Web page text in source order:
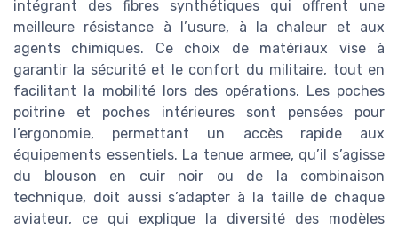
intégrant des fibres synthétiques qui offrent une
meilleure résistance à l’usure, à la chaleur et aux
agents chimiques. Ce choix de matériaux vise à
garantir la sécurité et le confort du militaire, tout en
facilitant la mobilité lors des opérations. Les poches
poitrine et poches intérieures sont pensées pour
l’ergonomie, permettant un accès rapide aux
équipements essentiels. La tenue armee, qu’il s’agisse
du blouson en cuir noir ou de la combinaison
technique, doit aussi s’adapter à la taille de chaque
aviateur, ce qui explique la diversité des modèles